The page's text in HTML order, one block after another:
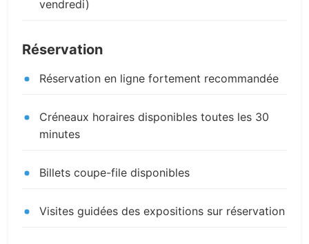
vendredi)
Réservation
Réservation en ligne fortement recommandée
Créneaux horaires disponibles toutes les 30
minutes
Billets coupe-file disponibles
Visites guidées des expositions sur réservation